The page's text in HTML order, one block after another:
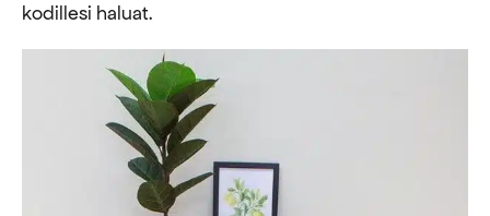
kodillesi haluat.